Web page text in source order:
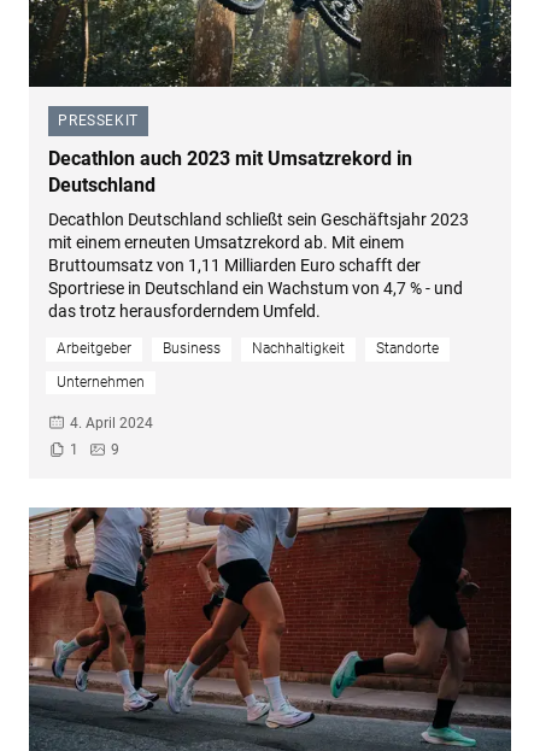
PRESSEKIT
–
Decathlon auch 2023 mit Umsatzrekord in
Deutschland
Decathlon Deutschland schließt sein Geschäftsjahr 2023
mit einem erneuten Umsatzrekord ab. Mit einem
Bruttoumsatz von 1,11 Milliarden Euro schafft der
Sportriese in Deutschland ein Wachstum von 4,7 % - und
das trotz herausforderndem Umfeld.
Arbeitgeber Business Nachhaltigkeit
Standorte
Unternehmen
4. April 2024
1
9